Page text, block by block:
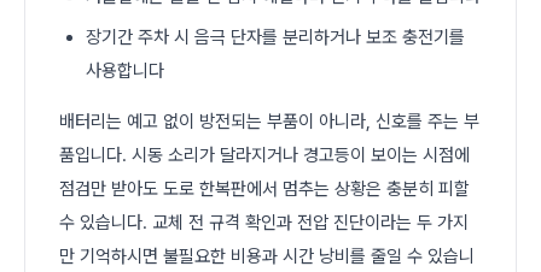
장기간 주차 시 음극 단자를 분리하거나 보조 충전기를
사용합니다
배터리는 예고 없이 방전되는 부품이 아니라, 신호를 주는 부
품입니다. 시동 소리가 달라지거나 경고등이 보이는 시점에
점검만 받아도 도로 한복판에서 멈추는 상황은 충분히 피할
수 있습니다. 교체 전 규격 확인과 전압 진단이라는 두 가지
만 기억하시면 불필요한 비용과 시간 낭비를 줄일 수 있습니